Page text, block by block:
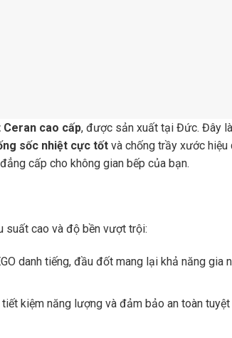
cao cấp, được sản xuất tại Đức. Đây
sốc nhiệt cực tốt và chống trầy xước hiệu
cấp cho không gian bếp của bạn.
suất cao và độ bền vượt trội:
danh tiếng, đầu đốt mang lại khả năng gia
tiết kiệm năng lượng và đảm bảo an toàn